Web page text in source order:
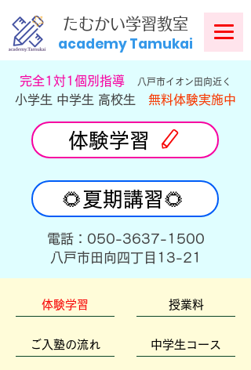
​たむかい学習教室
academy Tamukai
​完全1対1個別指導 八戸市イオン田向近く
小学生 中学生 高校生 無料体験実施中
体験学習
🌻夏期講習🌻
​電話：050-3637-1500
​八戸市田向四丁目13-21
体験学習
ご入塾の流れ
授業料
中学生コース